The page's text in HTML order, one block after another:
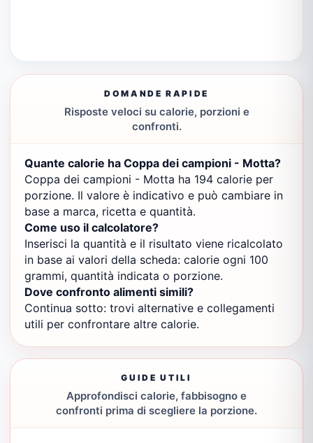
DOMANDE RAPIDE
Risposte veloci su calorie, porzioni e
confronti.
Quante calorie ha Coppa dei campioni - Motta?
Coppa dei campioni - Motta ha 194 calorie per
porzione. Il valore è indicativo e può cambiare in
base a marca, ricetta e quantità.
Come uso il calcolatore?
Inserisci la quantità e il risultato viene ricalcolato
in base ai valori della scheda: calorie ogni 100
grammi, quantità indicata o porzione.
Dove confronto alimenti simili?
Continua sotto: trovi alternative e collegamenti
utili per confrontare altre calorie.
GUIDE UTILI
Approfondisci calorie, fabbisogno e
confronti prima di scegliere la porzione.